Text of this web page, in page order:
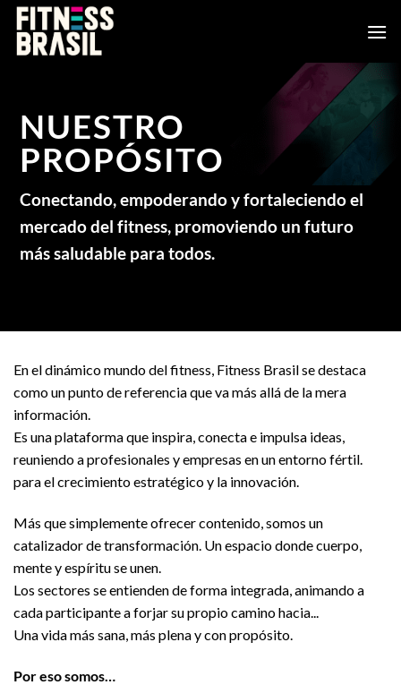
Saltar
contenido
NUESTRO
PROPÓSITO
Conectando, empoderando y fortaleciendo el
mercado del fitness, promoviendo un futuro
más saludable para todos.
En el dinámico mundo del fitness, Fitness Brasil se destaca
como un punto de referencia que va más allá de la mera
información.
Es una plataforma que inspira, conecta e impulsa ideas,
reuniendo a profesionales y empresas en un entorno fértil.
para el crecimiento estratégico y la innovación.
Más que simplemente ofrecer contenido, somos un
catalizador de transformación. Un espacio donde cuerpo,
mente y espíritu se unen.
Los sectores se entienden de forma integrada, animando a
cada participante a forjar su propio camino hacia...
Una vida más sana, más plena y con propósito.
Por eso somos…